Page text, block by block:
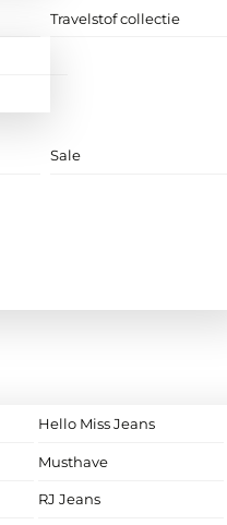
Travelstof collectie
Sale
Hello Miss Jeans
Musthave
RJ Jeans